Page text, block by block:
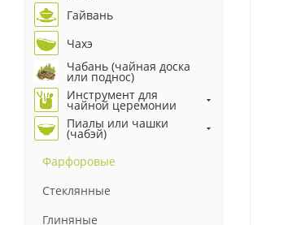
Гайвань
Чахэ
Чабань (чайная доска
или поднос)
Инструмент для
чайной церемонии
Пиалы или чашки
(чабэй)
Фарфоровые
Стеклянные
Глиняные